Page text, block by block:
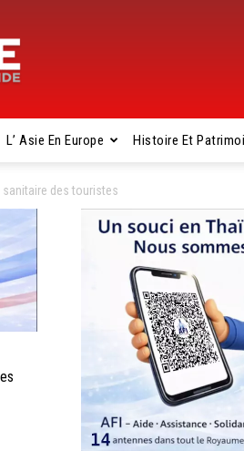
L’ Asie En Europe Histoire Et
sanitaire des touristes